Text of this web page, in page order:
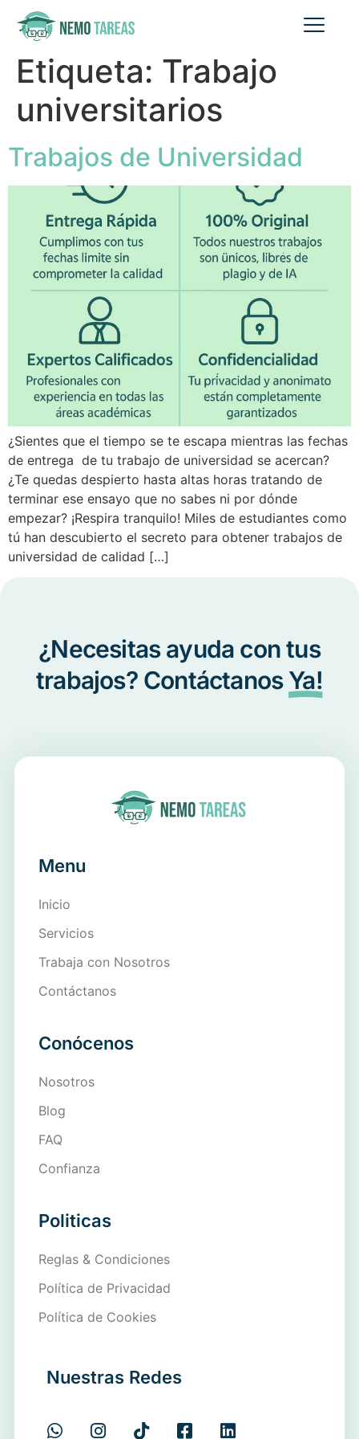
Etiqueta: Trabajo
universitarios
Trabajos de Universidad
¿Sientes que el tiempo se te escapa mientras las fechas
de entrega de tu trabajo de universidad se acercan?
¿Te quedas despierto hasta altas horas tratando de
terminar ese ensayo que no sabes ni por dónde
empezar? ¡Respira tranquilo! Miles de estudiantes como
tú han descubierto el secreto para obtener trabajos de
universidad de calidad […]
¿Necesitas ayuda con tus
trabajos? ContáctanosYa!
Menu
Inicio
Servicios
Trabaja con Nosotros
Contáctanos
Conócenos
Nosotros
Blog
FAQ
Confianza
Politicas
Reglas & Condiciones
Política de Privacidad
Política de Cookies
Nuestras Redes